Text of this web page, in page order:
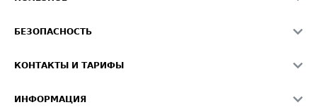
Звезды ATI.SU на вашем сайте
Средние ставки
БЕЗОПАСНОСТЬ
Светофор+
КОНТАКТЫ И ТАРИФЫ
ИНФОРМАЦИЯ